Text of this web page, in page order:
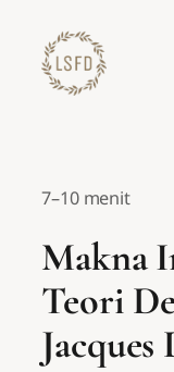
konten
7–10 menit
Makna
Teori